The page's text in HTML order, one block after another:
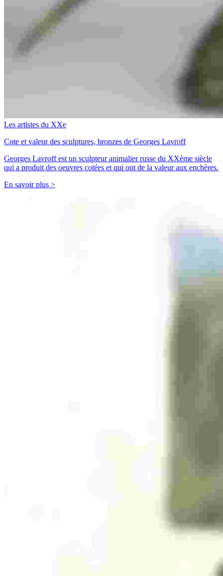
Les artistes du XXe
Cote et valeur des sculptures, bronzes de Georges Lavroff
Georges Lavroff est un sculpteur animalier russe du XXème siècle
qui a produit des oeuvres cotées et qui ont de la valeur aux enchères.
En savoir plus >